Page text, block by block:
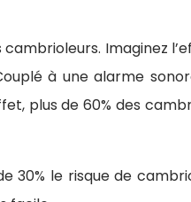
Imaginez
à une alarme
plus de 60% des
le risque de